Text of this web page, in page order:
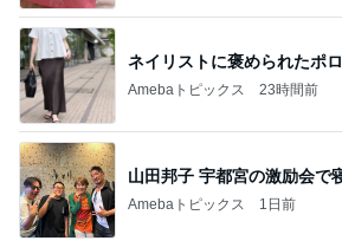
ネイリストに褒められたポ
Amebaトピックス 23時間前
山田邦子 宇都宮の激励会で
Amebaトピックス 1日前